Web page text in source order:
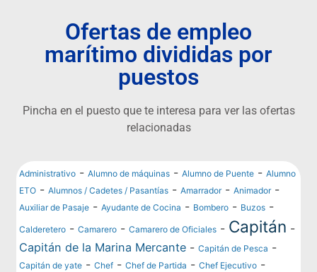
Ofertas de empleo
marítimo divididas por
puestos
Pincha en el puesto que te interesa para ver las ofertas
relacionadas
Administrativo -Alumno de máquinas -Alumno de Puente -Alumno
ETO -Alumnos / Cadetes / Pasantías -Amarrador-Animador-
Auxiliar de Pasaje -Ayudante de Cocina - Bombero - Buzos -
Calderetero -Camarero -Camarero de Oficiales - Capitán -
Capitán de la Marina Mercante -Capitán de Pesca -
Capitán de yate -Chef -Chef de Partida -Chef Ejecutivo -